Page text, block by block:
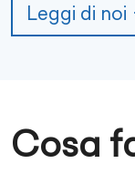
Leggi di noi
Cosa